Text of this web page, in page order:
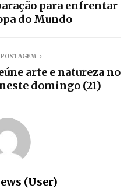
para enfrentar
do Mundo
arte e natureza no
domingo (21)
(User)